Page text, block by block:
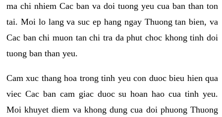
ma chi nhiem Cac ban va doi tuong yeu cua ban than ton
tai. Moi lo lang va suc ep hang ngay Thuong tan bien, va
Cac ban chi muon tan chi tra da phut choc khong tinh doi
tuong ban than yeu.
Cam xuc thang hoa trong tinh yeu con duoc bieu hien qua
viec Cac ban cam giac duoc su hoan hao cua tinh yeu.
Moi khuyet diem va khong dung cua doi phuong Thuong